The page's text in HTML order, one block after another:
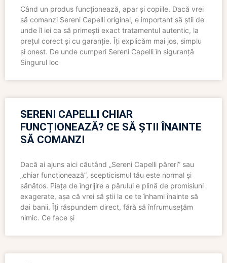
Când un produs funcționează, apar și copiile. Dacă vrei
să comanzi Sereni Capelli original, e important să știi de
unde îl iei ca să primești exact tratamentul autentic, la
prețul corect și cu garanție. Îți explicăm mai jos, simplu
și onest. De unde cumperi Sereni Capelli în siguranță
Singurul loc
SERENI CAPELLI CHIAR
FUNCȚIONEAZĂ? CE SĂ ȘTII ÎNAINTE
SĂ COMANZI
Dacă ai ajuns aici căutând „Sereni Capelli păreri” sau
„chiar funcționează”, scepticismul tău este normal și
sănătos. Piața de îngrijire a părului e plină de promisiuni
exagerate, așa că vrei să știi la ce te înhami înainte să
dai banii. Îți răspundem direct, fără să înfrumusețăm
nimic. Ce face și